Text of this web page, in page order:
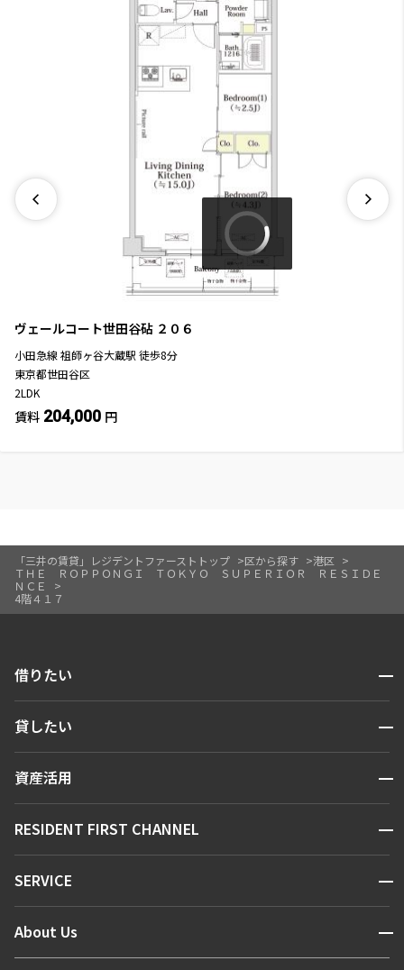
「三井の賃貸」レジデントファーストトップ 区から探す
港区
ＴＨＥ ＲＯＰＰＯＮＧＩ ＴＯＫＹＯ ＳＵＰＥＲＩＯＲ ＲＥＳＩＤＥ
ＮＣＥ
4階４１７
ヴェールコート世田谷砧 ２０６
小田急線 祖師ヶ谷大蔵駅 徒歩8分
東京都世田谷区
2LDK
賃料 204,000 円
借りたい 開閉
人気エリアから探す
新着情報から探す
新着募集情報
貸したい 開閉
お問い合わせ
資産活用 開閉
お問い合わせ
RESIDENT FIRST CHANNEL 開閉
マンションレポート
住まいのコラム
SERVICE 開閉
会員ページ
About Us 開閉